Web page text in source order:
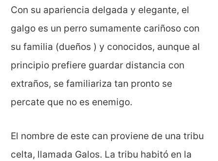
Con su apariencia delgada y elegante, el
galgo es un perro sumamente cariñoso con
su familia (dueños ) y conocidos, aunque al
principio prefiere guardar distancia con
extraños, se familiariza tan pronto se
percate que no es enemigo.
El nombre de este can proviene de una tribu
celta, llamada Galos. La tribu habitó en la